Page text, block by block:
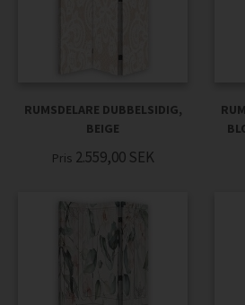
RUMSDELARE DUBBELSIDIG,
BEIGE
Pris 2.559,00 SEK